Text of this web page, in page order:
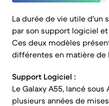
La durée de vie utile d'un
par son support logiciel
Ces deux modèles
différentes en matière de
Support Logiciel :
Le Galaxy A55, lancé
plusieurs années de